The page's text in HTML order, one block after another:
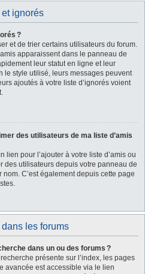
ignorés
?
et de trier certains utilisateurs du forum.
apparaissent dans le panneau de
leur statut en ligne et leur
le style utilisé, leurs messages peuvent
ajoutés à votre liste d’ignorés voient
des utilisateurs de ma liste d’amis
lien pour l’ajouter à votre liste d’amis ou
des utilisateurs depuis votre panneau de
C’est également depuis cette page
les forums
dans un ou des forums ?
présente sur l’index, les pages
avancée est accessible via le lien